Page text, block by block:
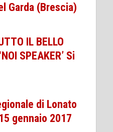
Garda (Brescia)
IL BELLO
SPEAKER’ Si
di Lonato
gennaio 2017